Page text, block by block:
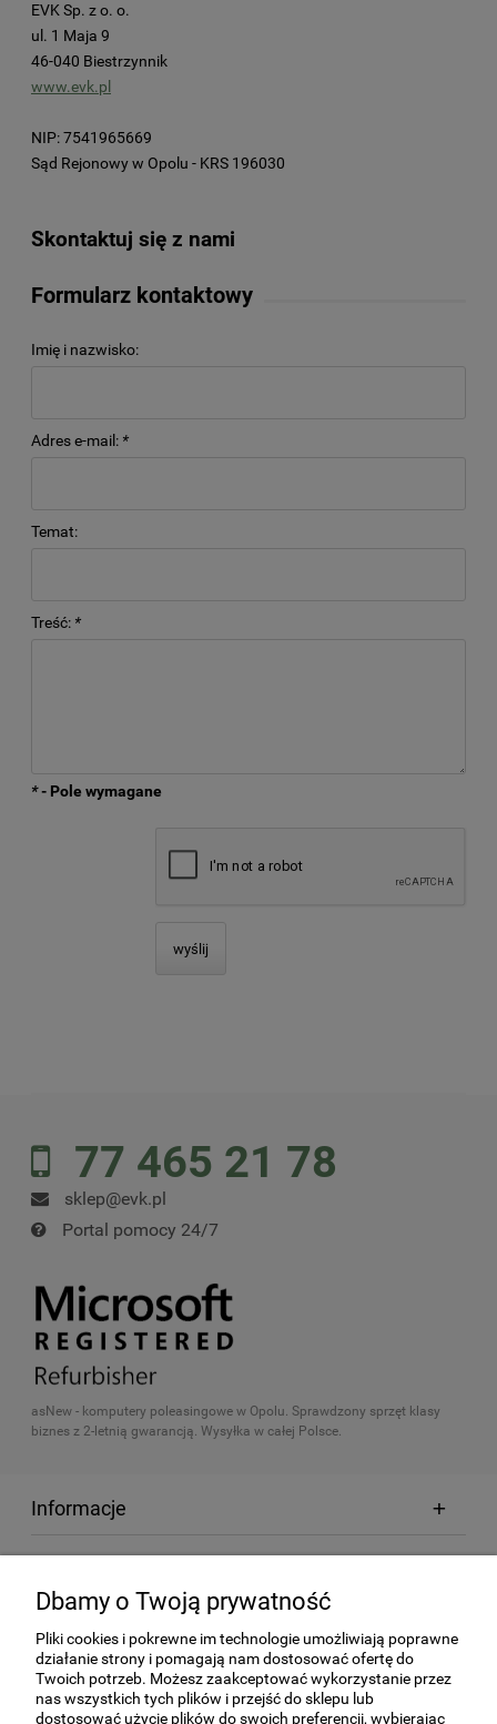
EVK Sp. z o. o.
ul. 1 Maja 9
46-040 Biestrzynnik
www.evk.pl
NIP: 7541965669
Sąd Rejonowy w Opolu - KRS 196030
Skontaktuj się z nami
Formularz kontaktowy
Imię i nazwisko:
Adres e-mail: *
Temat:
Treść: *
*- Pole wymagane
wyślij
77 465 21 78
sklep@evk.pl
Portal pomocy 24/7
asNew - komputery poleasingowe w Opolu. Sprawdzony sprzęt klasy
biznes z 2-letnią gwarancją. Wysyłka w całej Polsce.
Informacje
Produkty
Pozostałe serwisy
Dbamy o Twoją prywatność
Pliki cookies i pokrewne im technologie umożliwiają poprawne
działanie strony i pomagają nam dostosować ofertę do
Twoich potrzeb. Możesz zaakceptować wykorzystanie przez
nas wszystkich tych plików i przejść do sklepu lub
dostosować użycie plików do swoich preferencji, wybierając